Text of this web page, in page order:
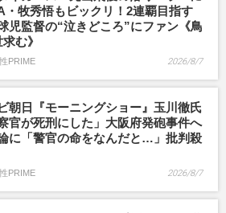
・牧秀悟もビックリ！2連覇目指す
児監督の“泣きどころ”にファン《鳥
む》
PRIME 2026/8/7
朝日『モーニングショー』玉川徹氏
察官が死刑にした」大阪府発砲事件へ
に「警官の命をなんだと…」批判殺
PRIME 2026/8/7